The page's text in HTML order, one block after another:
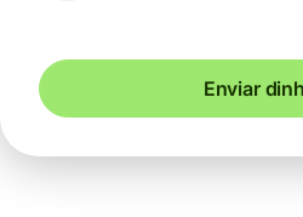
Enviar